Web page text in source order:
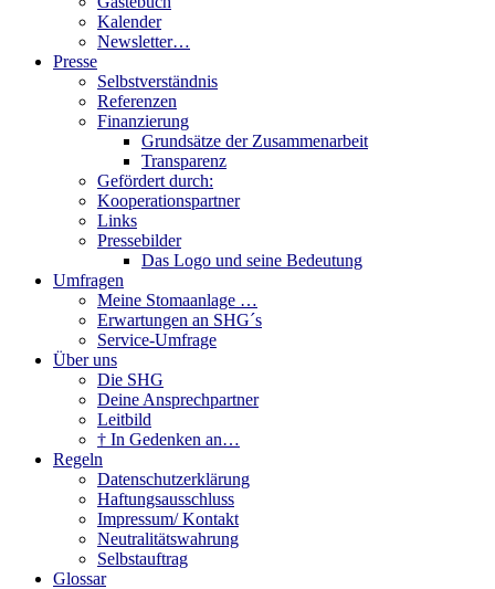
Kalender
Newsletter…
Presse
Selbstverständnis
Referenzen
Finanzierung
Grundsätze der Zusammenarbeit
Transparenz
Gefördert durch:
Kooperationspartner
Links
Pressebilder
Das Logo und seine Bedeutung
Umfragen
Meine Stomaanlage …
Erwartungen an SHG´s
Service-Umfrage
Über uns
Die SHG
Deine Ansprechpartner
Leitbild
† In Gedenken an…
Regeln
Datenschutzerklärung
Haftungsausschluss
Impressum/ Kontakt
Neutralitätswahrung
Selbstauftrag
Glossar